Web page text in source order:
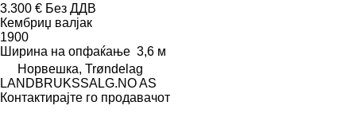
3.300 € Без ДДВ
Кембриџ валјак
1900
Ширина на опфаќање 3,6 м
Норвешка, Trøndelag
LANDBRUKSSALG.NO AS
Контактирајте го продавачот